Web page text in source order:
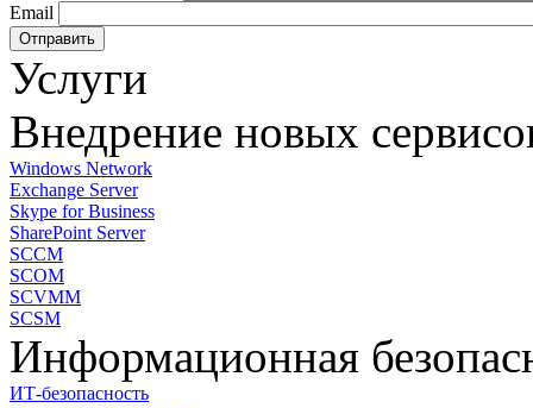
Email
Услуги
Внедрение новых
Windows Network
Exchange Server
Skype for Business
SharePoint Server
SCCM
SCOM
SCVMM
SCSM
Информационная
ИТ-безопасность